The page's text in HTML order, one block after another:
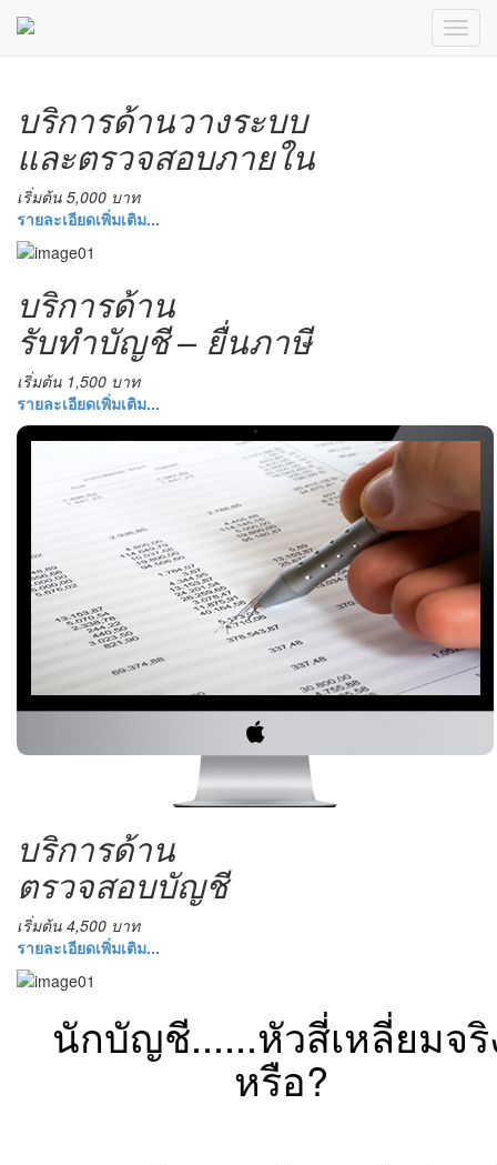
บริการด้านวางระบบ
และตรวจสอบภายใน
เริ่มต้น 5,000 บาท
รายละเอียดเพิ่มเติม...
บริการด้าน
รับทำบัญชี – ยื่นภาษี
เริ่มต้น 1,500 บาท
รายละเอียดเพิ่มเติม...
บริการด้าน
ตรวจสอบบัญชี
เริ่มต้น 4,500 บาท
รายละเอียดเพิ่มเติม...
นักบัญชี......หัวสี่เหลี่ยมจริ
หรือ?